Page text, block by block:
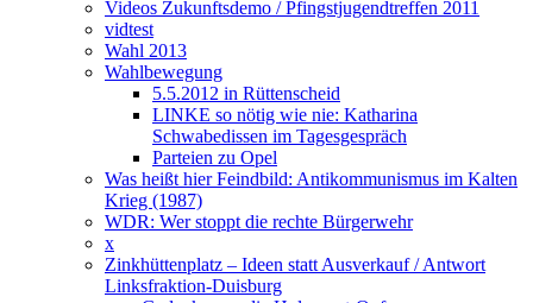
Videos Zukunftsdemo / Pfingstjugendtreffen 2011
vidtest
Wahl 2013
Wahlbewegung
5.5.2012 in Rüttenscheid
LINKE so nötig wie nie: Katharina
Schwabedissen im Tagesgespräch
Parteien zu Opel
Was heißt hier Feindbild: Antikommunismus im Kalten
Krieg (1987)
WDR: Wer stoppt die rechte Bürgerwehr
x
Zinkhüttenplatz – Ideen statt Ausverkauf / Antwort
Linksfraktion-Duisburg